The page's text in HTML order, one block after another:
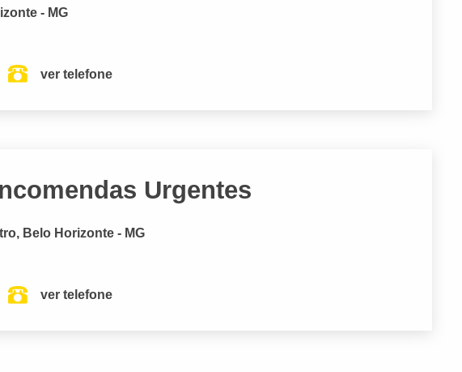
- MG
ver telefone
Urgentes
Belo Horizonte - MG
ver telefone